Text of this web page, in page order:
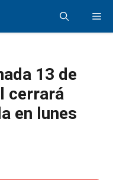
13 de
cerrará
en lunes